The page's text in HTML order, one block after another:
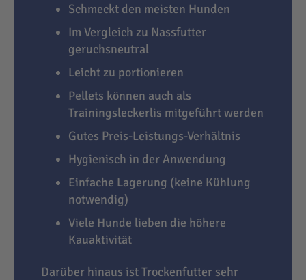
Schmeckt den meisten Hunden
Im Vergleich zu Nassfutter
geruchsneutral
Leicht zu portionieren
Pellets können auch als
Trainingsleckerlis mitgeführt werden
Gutes Preis-Leistungs-Verhältnis
Hygienisch in der Anwendung
Einfache Lagerung (keine Kühlung
notwendig)
Viele Hunde lieben die höhere
Kauaktivität
Darüber hinaus ist Trockenfutter sehr